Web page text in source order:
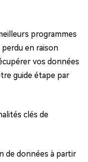
programmes
en raison
vos données
guide étape par
clés de
de données à partir